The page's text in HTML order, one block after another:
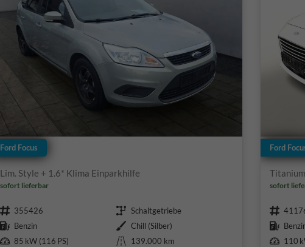
Ford Focus
Lim. Style + 1.6* Klima Einparkhilfe
sofort lieferbar
Fahrzeugnr. 355426 Getriebe Schaltgetriebe
Kraftstoff Benzin Außenfarbe Chill (Silber)
Leistung 85 kW (116 PS) Kilometerstand
139.000 km
Ford
sofort
Fahrzeugnr.
Kraftstoff
Leistung 110